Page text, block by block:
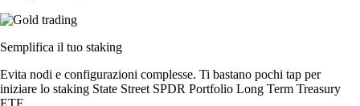
Semplifica il tuo staking
Evita nodi e configurazioni complesse. Ti bastano pochi tap per
iniziare lo staking State Street SPDR Portfolio Long Term Treasury
ETF.